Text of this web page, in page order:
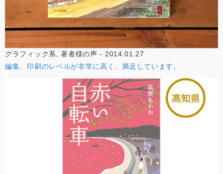
グラフィック系, 著者様の声 - 2014.01.27
編集、印刷のレベルが非常に高く、満足しています。